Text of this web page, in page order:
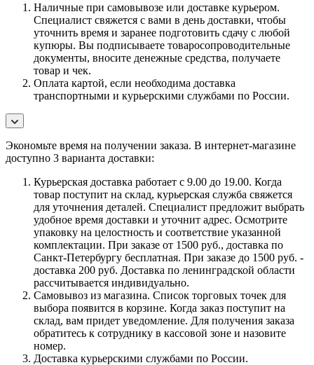
Наличные при самовывозе или доставке курьером.
Специалист свяжется с вами в день доставки, чтобы
уточнить время и заранее подготовить сдачу с любой
купюры. Вы подписываете товаросопроводительные
документы, вносите денежные средства, получаете
товар и чек.
Оплата картой, если необходима доставка
транспортными и курьерскими службами по России.
Экономьте время на получении заказа. В интернет-магазине
доступно 3 варианта доставки:
Курьерская доставка работает с 9.00 до 19.00. Когда
товар поступит на склад, курьерская служба свяжется
для уточнения деталей. Специалист предложит выбрать
удобное время доставки и уточнит адрес. Осмотрите
упаковку на целостность и соответствие указанной
комплектации. При заказе от 1500 руб., доставка по
Санкт-Петербургу бесплатная. При заказе до 1500 руб. -
доставка 200 руб. Доставка по ленинградской области
рассчитывается индивидуально.
Самовывоз из магазина. Список торговых точек для
выбора появится в корзине. Когда заказ поступит на
склад, вам придет уведомление. Для получения заказа
обратитесь к сотруднику в кассовой зоне и назовите
номер.
Доставка курьерскими службами по России.